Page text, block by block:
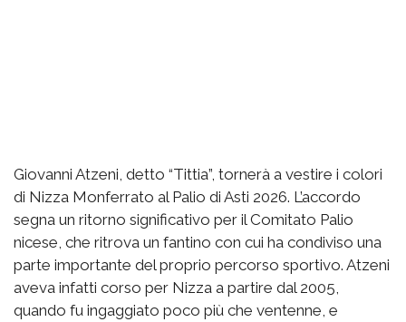
Giovanni Atzeni, detto “Tittia”, tornerà a vestire i colori
di Nizza Monferrato al Palio di Asti 2026. L’accordo
segna un ritorno significativo per il Comitato Palio
nicese, che ritrova un fantino con cui ha condiviso una
parte importante del proprio percorso sportivo. Atzeni
aveva infatti corso per Nizza a partire dal 2005,
quando fu ingaggiato poco più che ventenne, e